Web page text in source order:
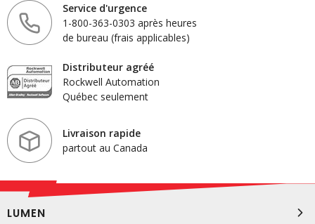
Service d'urgence
1-800-363-0303 après heures
de bureau (frais applicables)
Distributeur agréé
Rockwell Automation
Québec seulement
Livraison rapide
partout au Canada
LUMEN